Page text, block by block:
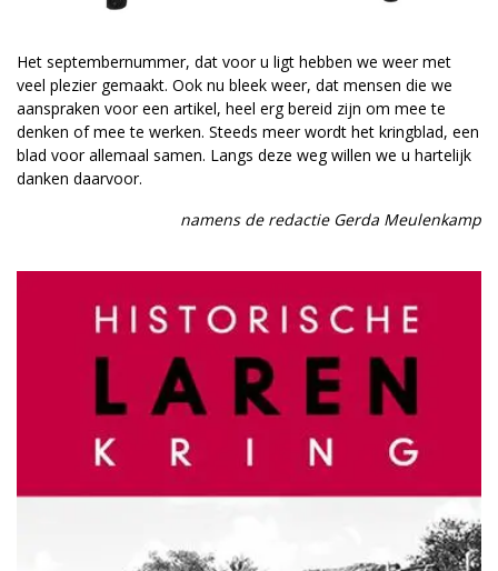
Het septembernummer, dat voor u ligt hebben we weer met
veel plezier gemaakt. Ook nu bleek weer, dat mensen die we
aanspraken voor een artikel, heel erg bereid zijn om mee te
denken of mee te werken. Steeds meer wordt het kringblad, een
blad voor allemaal samen. Langs deze weg willen we u hartelijk
danken daarvoor.
namens de redactie Gerda Meulenkamp